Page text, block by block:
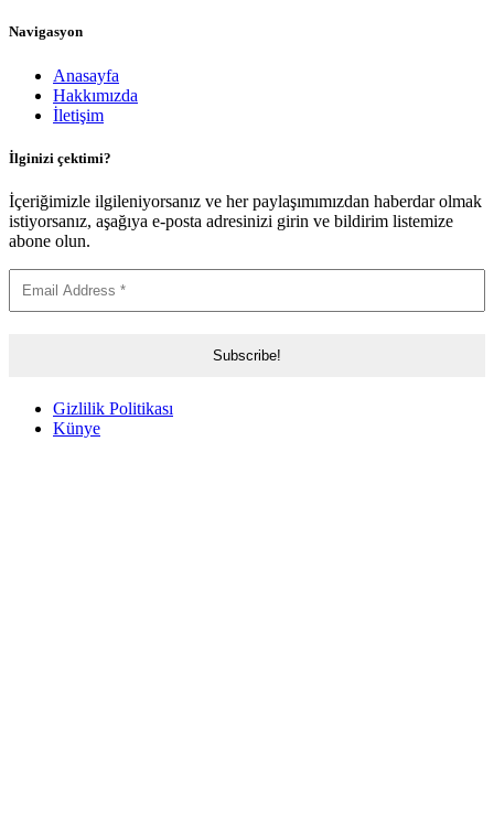
Navigasyon
Anasayfa
Hakkımızda
İletişim
İlginizi çektimi?
İçeriğimizle ilgileniyorsanız ve her paylaşımımızdan haberdar olmak
istiyorsanız, aşağıya e-posta adresinizi girin ve bildirim listemize
abone olun.
Gizlilik Politikası
Künye